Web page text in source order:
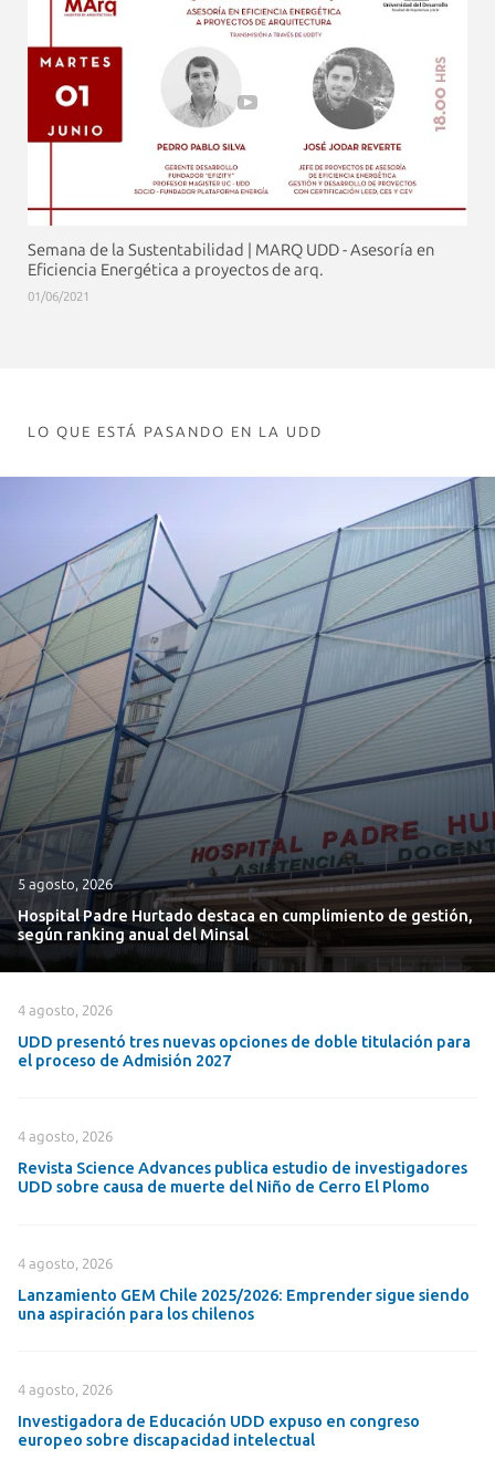
Semana de la Sustentabilidad | MARQ UDD - Asesoría en
Eficiencia Energética a proyectos de arq.
01/06/2021
LO QUE ESTÁ PASANDO EN LA UDD
5 agosto, 2026
Hospital Padre Hurtado destaca en cumplimiento de gestión,
según ranking anual del Minsal
4 agosto, 2026
UDD presentó tres nuevas opciones de doble titulación para
el proceso de Admisión 2027
4 agosto, 2026
Revista Science Advances publica estudio de investigadores
UDD sobre causa de muerte del Niño de Cerro El Plomo
4 agosto, 2026
Lanzamiento GEM Chile 2025/2026: Emprender sigue siendo
una aspiración para los chilenos
4 agosto, 2026
Investigadora de Educación UDD expuso en congreso
europeo sobre discapacidad intelectual